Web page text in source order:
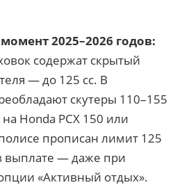
2025–2026 годов:
содержат скрытый
— до 125 cc. В
скутеры 110–155
на Honda PCX 150 или
прописан лимит 125
выплате — даже при
«Активный отдых».